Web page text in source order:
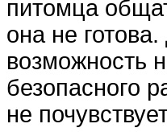
питомца
она не
возможность
безопасного
не